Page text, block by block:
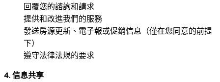
回覆您的諮詢和請求
提供和改進我們的服務
發送房源更新、電子報或促銷信息（僅在您同意的前提
下）
遵守法律法規的要求
4. 信息共享